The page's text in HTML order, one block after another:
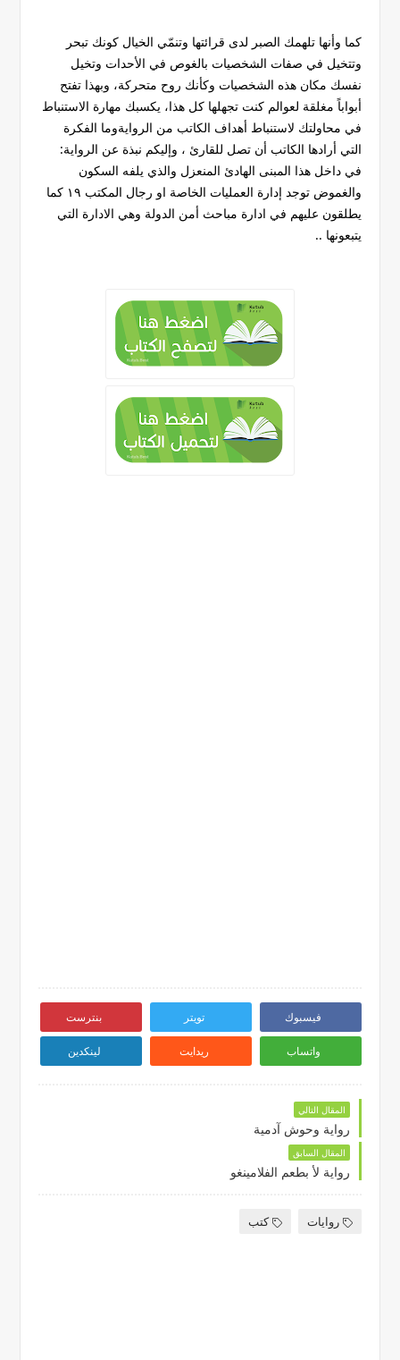
كما وأنها تلهمك الصبر لدى قرائتها وتنمّي الخيال كونك تبحر
وتتخيل في صفات الشخصيات بالغوص في الأحدات وتخيل
نفسك مكان هذه الشخصيات وكأنك روح متحركة، وبهذا تفتح
أبواباً مغلقة لعوالم كنت تجهلها كل هذا، يكسبك مهارة الاستنباط
في محاولتك لاستنباط أهداف الكاتب من الروايةوما الفكرة
التي أرادها الكاتب أن تصل للقارئ ، وإليكم نبذة عن الرواية:
في داخل هذا المبنى الهادئ المنعزل والذي يلفه السكون
والغموض توجد إدارة العمليات الخاصة او رجال المكتب ١٩ كما
يطلقون عليهم في ادارة مباحث أمن الدولة وهي الادارة التي
يتبعونها ..
فيسبوك تويتر بنترست
واتساب ريدايت لينكدين
المقال التالي
رواية وحوش آدمية
المقال السابق
رواية لأ بطعم الفلامينغو
روايات كتب